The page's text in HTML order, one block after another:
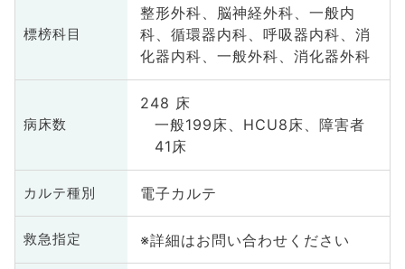
標榜科目
整形外科、脳神経外科、一般内
科、循環器内科、呼吸器内科、消
化器内科、一般外科、消化器外科
病床数
248 床
一般199床、HCU8床、障害者
41床
カルテ種別 電子カルテ
救急指定 ※詳細はお問い合わせください